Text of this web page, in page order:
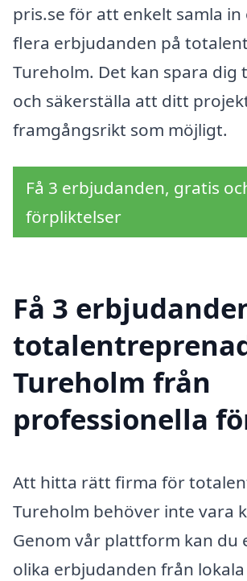
pris.se för att enkelt samla in
flera erbjudanden på
Tureholm. Det kan spara dig
och säkerställa att ditt
framgångsrikt som möjligt.
Få 3 erbjudanden, gratis
förpliktelser
Få 3
Tureholm från
professionella
Att hitta rätt firma för
Tureholm behöver inte vara
Genom vår plattform kan du
olika erbjudanden från